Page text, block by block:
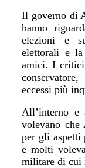
Il governo di
hanno
elezioni e
elettorali e
amici. I critici
eccessi più
All’interno e
volevano che
per gli aspetti
e molti
militare di cui